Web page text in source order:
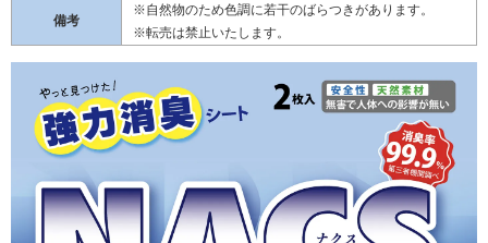
備考
※自然物のため色調に若干のばらつきがあります。
※転売は禁止いたします。